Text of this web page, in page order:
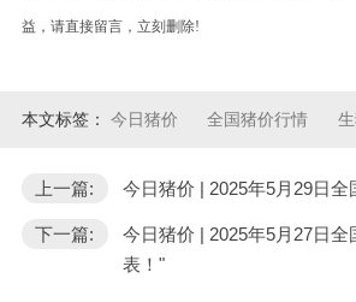
益，请直接留言，立刻删除!
本文标签： 今日猪价 全国猪价行情
上一篇: 今日猪价 | 2025年5月29日全
下一篇:
今日猪价 | 2025年5月27日全
表！"